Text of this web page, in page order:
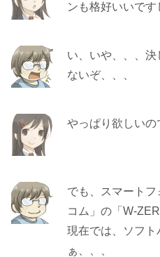
ンも格好いいです
い、いや、、、
ないぞ、、、
やっぱり欲しいの
でも、スマート
コム」の「W-
現在では、ソフ
ぁ、、、